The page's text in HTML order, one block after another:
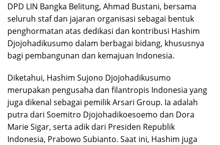
DPD LIN Bangka Belitung, Ahmad Bustani, bersama
seluruh staf dan jajaran organisasi sebagai bentuk
penghormatan atas dedikasi dan kontribusi Hashim
Djojohadikusumo dalam berbagai bidang, khususnya
bagi pembangunan dan kemajuan Indonesia.
Diketahui, Hashim Sujono Djojohadikusumo
merupakan pengusaha dan filantropis Indonesia yang
juga dikenal sebagai pemilik Arsari Group. Ia adalah
putra dari Soemitro Djojohadikoesoemo dan Dora
Marie Sigar, serta adik dari Presiden Republik
Indonesia, Prabowo Subianto. Saat ini, Hashim juga